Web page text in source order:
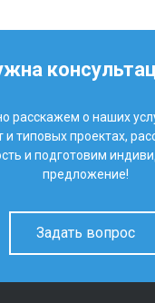
расскажем о наших
и типовых проектах,
и подготовим
предложение!
Задать вопрос